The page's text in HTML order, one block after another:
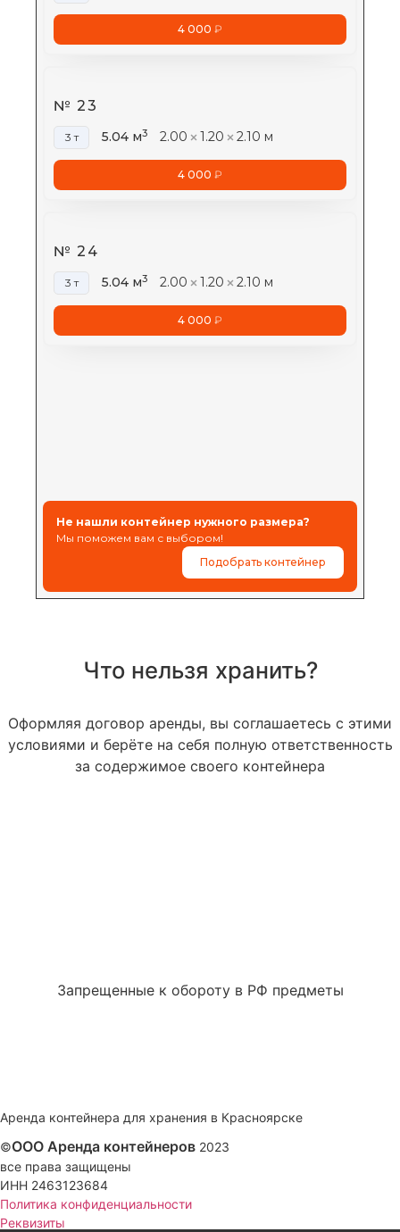
4 000 ₽
№ 23
3 т 5.04 м3 2.00 1.20 2.10 м
4 000 ₽
№ 24
3 т 5.04 м3 2.00 1.20 2.10 м
4 000 ₽
Не нашли контейнер нужного размера?
Мы поможем вам с выбором!
Подобрать контейнер
Что нельзя хранить?
Оформляя договор аренды, вы соглашаетесь с этими
условиями и берёте на себя полную ответственность
за содержимое своего контейнера
Запрещенные к обороту в РФ предметы
Аренда контейнера для хранения в Красноярске
©ООО Аренда контейнеров 2023
все права защищены
ИНН 2463123684
Политика конфиденциальности
Реквизиты